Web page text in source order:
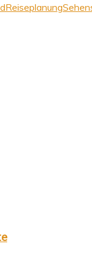
Reiseplanung